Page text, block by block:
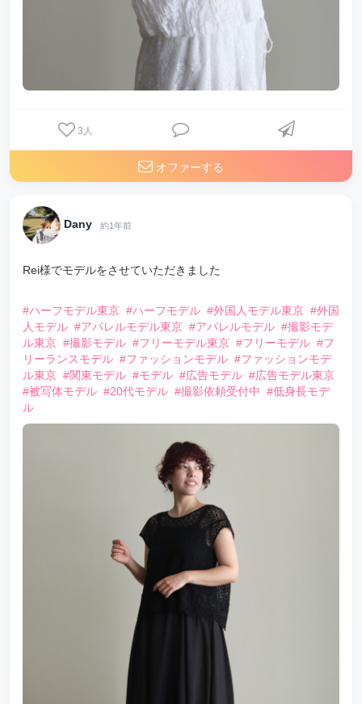
3 人
オファーする
Dany 約1年前
Rei様でモデルをさせていただきました
#ハーフモデル東京 #ハーフモデル #外国人モデル東京 #外国
人モデル #アパレルモデル東京 #アパレルモデル #撮影モデ
ル東京 #撮影モデル #フリーモデル東京 #フリーモデル #フ
リーランスモデル #ファッションモデル #ファッションモデ
ル東京 #関東モデル #モデル #広告モデル #広告モデル東京
#被写体モデル #20代モデル #撮影依頼受付中
#低身長モデ
ル